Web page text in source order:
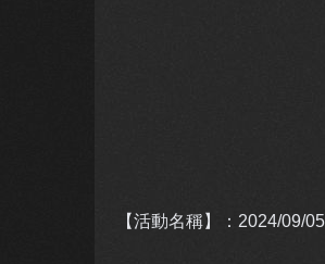
【活動名稱】：2024/09/